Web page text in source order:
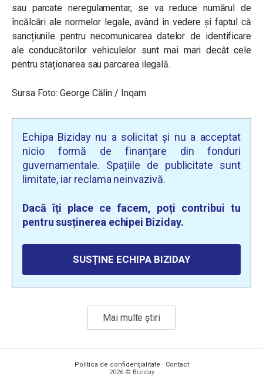
sau parcate neregulamentar, se va reduce numărul de
încălcări ale normelor legale, având în vedere și faptul că
sancțiunile pentru necomunicarea datelor de identificare
ale conducătorilor vehiculelor sunt mai mari decât cele
pentru staționarea sau parcarea ilegală.
Sursa Foto:George Călin / Inqam
Echipa Biziday nu a solicitat și nu a acceptat
nicio formă de finanțare din fonduri
guvernamentale. Spațiile de publicitate sunt
limitate, iar reclama neinvazivă.
Dacă îți place ce facem, poți contribui tu
pentru susținerea echipei Biziday.
SUSȚINE ECHIPA BIZIDAY
Mai multe știri
Politica de confidențialitate · Contact
2026 © Biziday